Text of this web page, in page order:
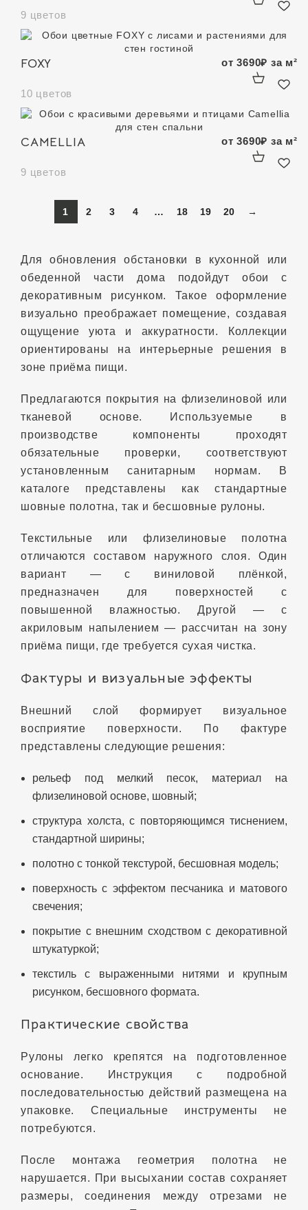
9 цветов
FOXY
10 цветов
от3690₽ за м²
CAMELLIA
9 цветов
от3690₽ за м²
1 2 3 4 … 18 19 20 →
Для обновления обстановки в кухонной или
обеденной части дома подойдут обои с
декоративным рисунком. Такое оформление
визуально преображает помещение, создавая
ощущение уюта и аккуратности. Коллекции
ориентированы на интерьерные решения в
зоне приёма пищи.
Предлагаются покрытия на флизелиновой или
тканевой основе. Используемые в
производстве компоненты проходят
обязательные проверки, соответствуют
установленным санитарным нормам. В
каталоге представлены как стандартные
шовные полотна, так и бесшовные рулоны.
Текстильные или флизелиновые полотна
отличаются составом наружного слоя. Один
вариант — с виниловой плёнкой,
предназначен для поверхностей с
повышенной влажностью. Другой — с
акриловым напылением — рассчитан на зону
приёма пищи, где требуется сухая чистка.
Фактуры и визуальные эффекты
Внешний слой формирует визуальное
восприятие поверхности. По фактуре
представлены следующие решения:
рельеф под мелкий песок, материал на
флизелиновой основе, шовный;
структура холста, с повторяющимся тиснением,
стандартной ширины;
полотно с тонкой текстурой, бесшовная модель;
поверхность с эффектом песчаника и матового
свечения;
покрытие с внешним сходством с декоративной
штукатуркой;
текстиль с выраженными нитями и крупным
рисунком, бесшовного формата.
Практические свойства
Рулоны легко крепятся на подготовленное
основание. Инструкция с подробной
последовательностью действий размещена на
упаковке. Специальные инструменты не
потребуются.
После монтажа геометрия полотна не
нарушается. При высыхании состав сохраняет
размеры, соединения между отрезами не